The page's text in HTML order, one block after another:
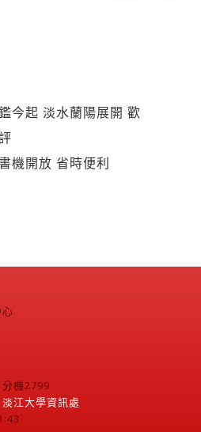
今起 淡水蘭陽展開 歡
機開放 省時便利
機2799
淡江大學資訊處